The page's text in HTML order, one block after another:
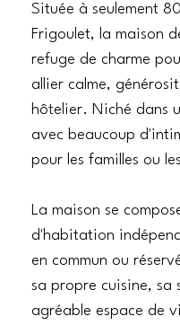
Située à seulement
Frigoulet, la maison
refuge de charme
allier calme,
hôtelier. Niché dans
avec beaucoup
pour les familles ou
La maison se
d'habitation
en commun ou
sa propre cuisine, sa
agréable espace de